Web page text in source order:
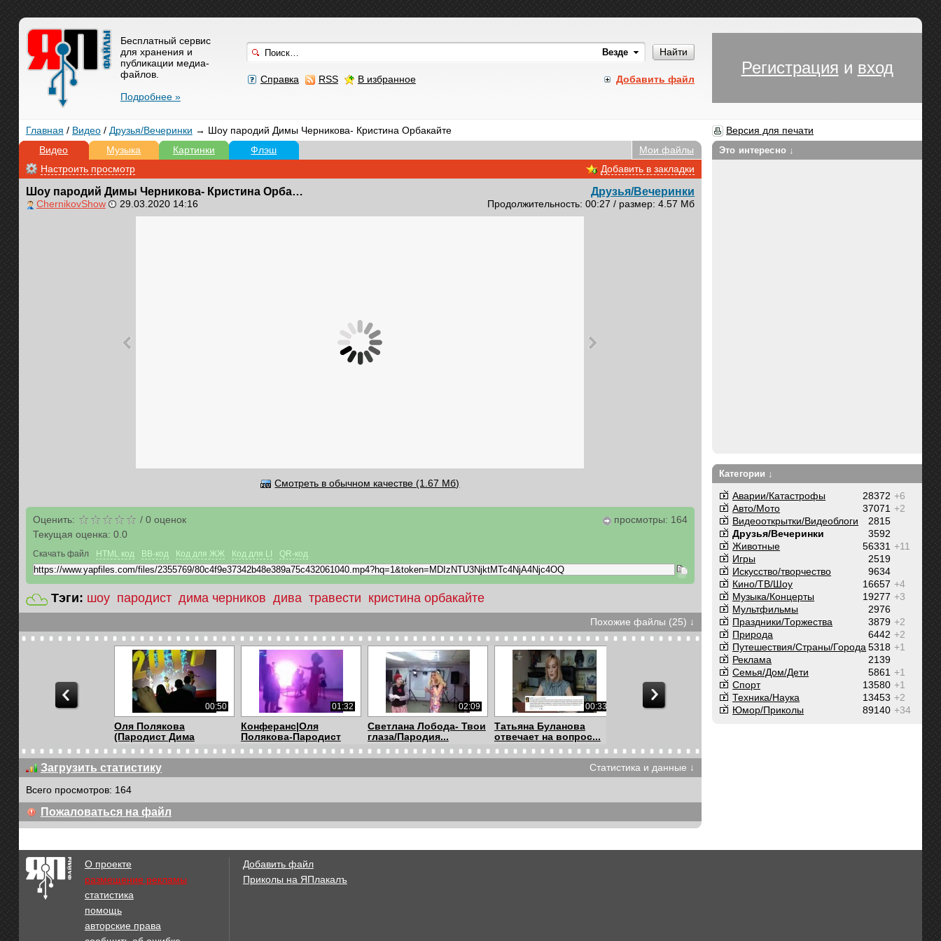
Найти
Добавить файл
Справка RSS В избранное
Бесплатный сервис
для хранения и
публикации медиа-
файлов.
Подробнее »
Регистрация и вход
Главная / Видео/ Друзья/Вечеринки → Шоу пародий Димы Черникова- Кристина Орбакайте
Версия для печати
Видео
Музыка Картинки Флэш
Мои файлы
Настроить просмотр
Добавить в закладки
Шоу пародий Димы Черникова- Кристина Орбакайте
ChernikovShow 29.03.2020 14:16
Друзья/Вечеринки
Продолжительность: 00:27 / размер: 4.57 Мб
Смотреть в обычном качестве (1.67 Мб)
Оценить: / 0оценок
Текущая оценка: 0.0
просмотры: 164
Скачать файл HTML код BB-код Код для ЖЖ Код для LI QR-код
Тэги: шоу пародист дима черников дива травести кристина орбакайте
Похожие файлы (25) ↓
00:50
Оля Полякова
(Пародист Дима
Чернико...
01:32
Конферанс|Оля
Полякова-Пародист
Дми...
02:09
Светлана Лобода- Твои
глаза/Пародия...
00:33
Татьяна Буланова
отвечает на вопрос...
03:12
Пародист Дима
00:26
Пародист Дима
00:25
Лобода | Loboda
01:03
Пародия Димы
Украинский пародист
Дима Черников (...
Загрузить статистику
Статистика и данные ↓
Всего просмотров: 164
Пожаловаться на файл
Это интересно ↓
Категории ↓
+6
28372
Аварии/Катастрофы
+2
37071
Авто/Мото
2815
Видеооткрытки/Видеоблоги
3592
Друзья/Вечеринки
+11
56331
Животные
2519
Игры
9634
Искусство/творчество
+4
16657
Кино/ТВ/Шоу
+3
19277
Музыка/Концерты
2976
Мультфильмы
+2
3879
Праздники/Торжества
+2
6442
Природа
+1
5318
Путешествия/Cтраны/Города
2139
Реклама
+1
5861
Семья/Дом/Дети
+1
13580
Спорт
+2
13453
Техника/Наука
+34
89140
Юмор/Приколы
О проекте
размещение рекламы
статистика
помощь
авторские права
Добавить файл
Приколы на ЯПлакалъ